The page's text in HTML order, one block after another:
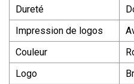
Dureté
Impression de logos
Couleur
Logo